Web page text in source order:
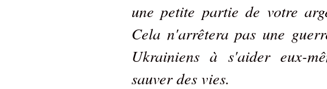
une petite partie de votre
Cela n'arrêtera pas une
Ukrainiens à s'aider eux-
sauver des vies.